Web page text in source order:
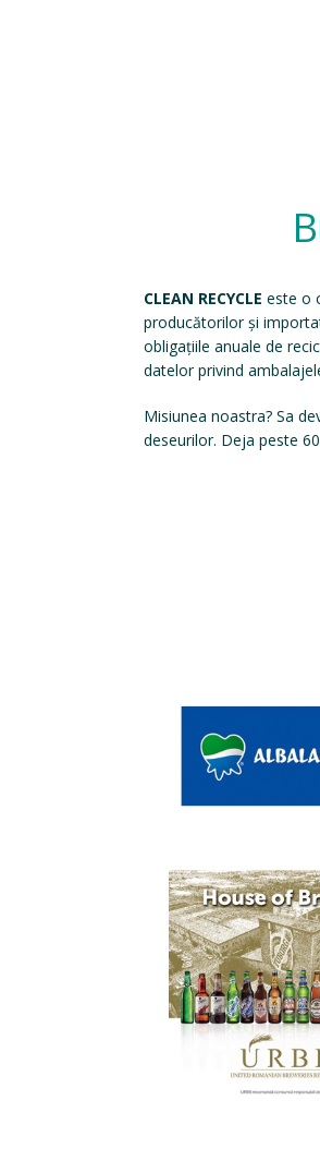
CLEAN RECYCLE este o
producătorilor și
obligațiile anuale de
datelor privind
Misiunea noastra? Sa
deseurilor. Deja peste